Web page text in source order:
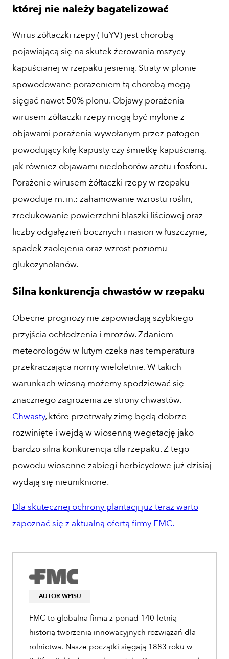
której nie należy bagatelizować
Wirus żółtaczki rzepy (TuYV) jest chorobą
pojawiającą się na skutek żerowania mszycy
kapuścianej w rzepaku jesienią. Straty w plonie
spowodowane porażeniem tą chorobą mogą
sięgać nawet 50% plonu. Objawy porażenia
wirusem żółtaczki rzepy mogą być mylone z
objawami porażenia wywołanym przez patogen
powodujący kiłę kapusty czy śmietkę kapuścianą,
jak również objawami niedoborów azotu i fosforu.
Porażenie wirusem żółtaczki rzepy w rzepaku
powoduje m. in.: zahamowanie wzrostu roślin,
zredukowanie powierzchni blaszki liściowej oraz
liczby odgałęzień bocznych i nasion w łuszczynie,
spadek zaolejenia oraz wzrost poziomu
glukozynolanów.
Silna konkurencja chwastów w rzepaku
Obecne prognozy nie zapowiadają szybkiego
przyjścia ochłodzenia i mrozów. Zdaniem
meteorologów w lutym czeka nas temperatura
przekraczająca normy wieloletnie. W takich
warunkach wiosną możemy spodziewać się
znacznego zagrożenia ze strony chwastów.
Chwasty, które przetrwały zimę będą dobrze
rozwinięte i wejdą w wiosenną wegetację jako
bardzo silna konkurencja dla rzepaku. Z tego
powodu wiosenne zabiegi herbicydowe już dzisiaj
wydają się nieuniknione.
Dla skutecznej ochrony plantacji już teraz warto
zapoznać się z aktualną ofertą firmy FMC.
AUTOR WPISU
FMC to globalna firma z ponad 140-letnią
historią tworzenia innowacyjnych rozwiązań dla
rolnictwa. Nasze początki sięgają 1883 roku w